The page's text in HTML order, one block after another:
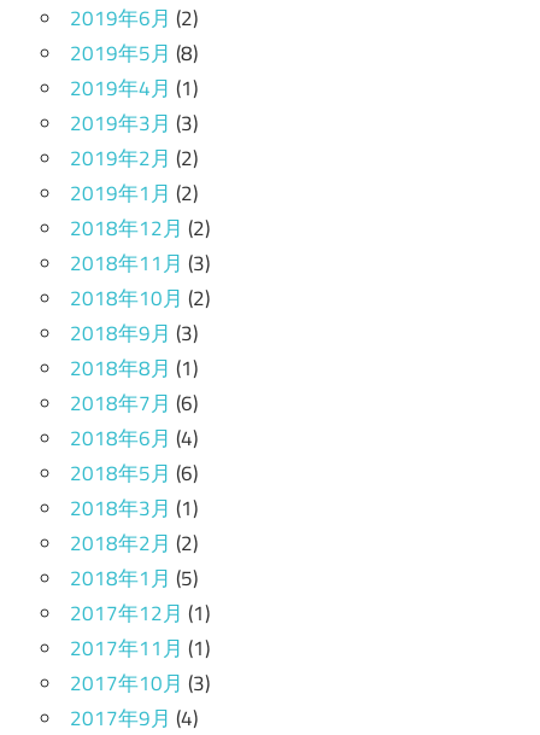
2019年6月 (2)
2019年5月 (8)
2019年4月 (1)
2019年3月 (3)
2019年2月 (2)
2019年1月 (2)
2018年12月 (2)
2018年11月 (3)
2018年10月 (2)
2018年9月 (3)
2018年8月 (1)
2018年7月 (6)
2018年6月 (4)
2018年5月 (6)
2018年3月 (1)
2018年2月 (2)
2018年1月 (5)
2017年12月 (1)
2017年11月 (1)
2017年10月 (3)
2017年9月 (4)